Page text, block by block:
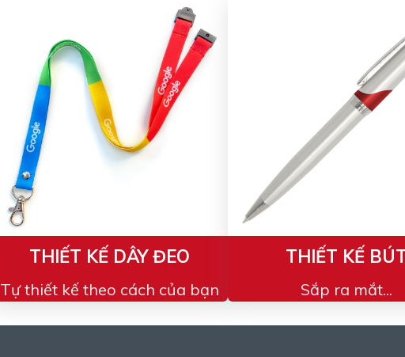
THIẾT KẾ DÂY ĐEO
Tự thiết kế theo cách của bạn
THIẾT KẾ
Sắp ra mắt...